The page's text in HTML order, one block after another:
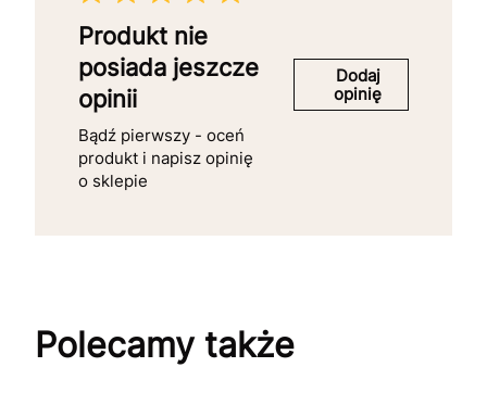
Produkt nie
posiada jeszcze
opinii
Bądź pierwszy - oceń
produkt i napisz opinię
o sklepie
Dodaj
opinię
Polecamy także